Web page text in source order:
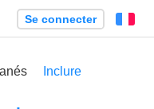
Se connecter
Inclure